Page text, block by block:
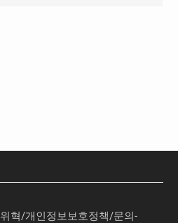
혁/개인정보보호정책/문의-